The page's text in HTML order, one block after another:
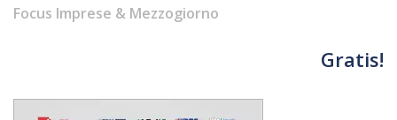
Focus Imprese & Mezzogiorno
Gratis!